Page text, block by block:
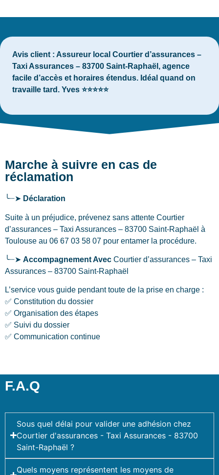
Avis client : Assureur local Courtier d’assurances –
Taxi Assurances – 83700 Saint-Raphaël, agence
facile d’accès et horaires étendus. Idéal quand on
travaille tard. Yves ⭐⭐⭐⭐⭐
Marche à suivre en cas de
réclamation
╰┈➤ Déclaration
Suite à un préjudice, prévenez sans attente Courtier
d’assurances – Taxi Assurances – 83700 Saint-Raphaël à
Toulouse au 06 67 03 58 07 pour entamer la procédure.
╰┈➤ Accompagnement Avec Courtier d’assurances – Taxi
Assurances – 83700 Saint-Raphaël
L’service vous guide pendant toute de la prise en charge :
✅ Constitution du dossier
✅ Organisation des étapes
✅ Suivi du dossier
✅ Communication continue
F.A.Q
Sous quel délai pour valider une adhésion chez
Courtier d'assurances - Taxi Assurances - 83700
Saint-Raphaël ?
Quels moyens représentent les moyens de